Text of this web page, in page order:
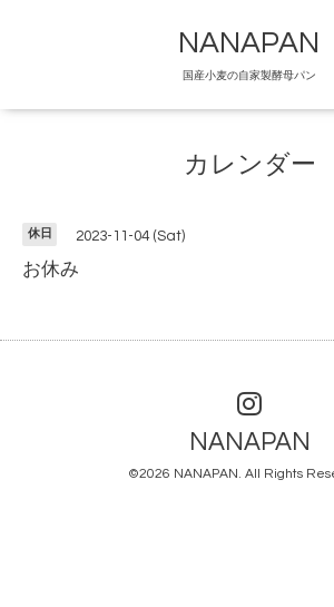
NANAPAN
国産小麦の自家製酵母パン
カレンダー
休日 2023-11-04 (Sat)
お休み
NANAPAN
©2026 NANAPAN. All Rights